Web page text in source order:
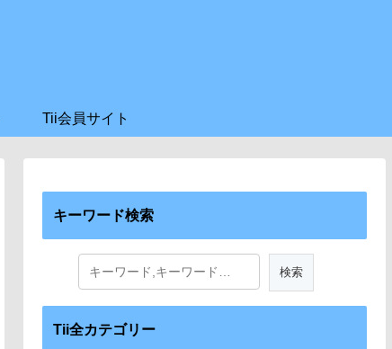
Tii会員サイト
キーワード検索
Tii全カテゴリー